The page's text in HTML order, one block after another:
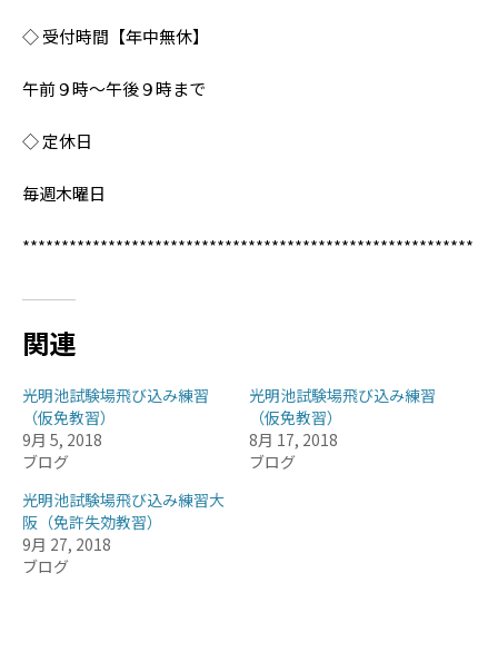
◇ 受付時間【年中無休】
午前９時〜午後９時まで
◇ 定休日
毎週木曜日
**********************************************************
関連
光明池試験場飛び込み練習
（仮免教習）
9月 5, 2018
ブログ
光明池試験場飛び込み練習
（仮免教習）
8月 17, 2018
ブログ
光明池試験場飛び込み練習大
阪（免許失効教習）
9月 27, 2018
ブログ